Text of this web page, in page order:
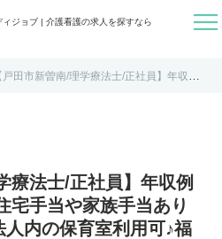
ィジョブ | 介護看護の求人を探すなら 
めての方へ
報保護方針
用規約
戸田市新曽南/理学療法士/正社員】年収例
療法士/正社員】年収例
手当や家族手当あり
内の保育室利用可♪福